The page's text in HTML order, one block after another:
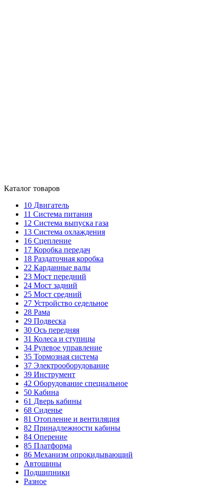
Каталог товаров
10 Двигатель
11 Система питания
12 Система выпуска газа
13 Система охлаждения
16 Сцепление
17 Коробка передач
18 Раздаточная коробка
22 Карданные валы
23 Мост передний
24 Мост задний
25 Мост средний
27 Устройство седельное
28 Рама
29 Подвеска
30 Ось передняя
31 Колеса и ступицы
34 Рулевое управление
35 Тормозная система
37 Электрооборудование
39 Инструмент
42 Оборудование специальное
50 Кабина
61 Дверь кабины
68 Сиденье
81 Отопление и вентиляция
82 Принадлежности кабины
84 Оперение
85 Платформа
86 Механизм опрокидывающий
Автошины
Подшипники
Разное